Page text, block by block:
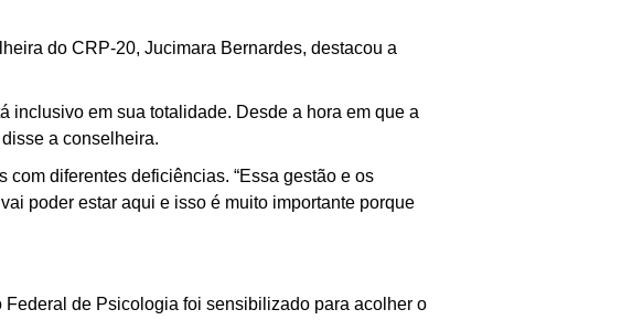
do CRP-20, Jucimara Bernardes, destacou a
inclusivo em sua totalidade. Desde a hora em que a
a conselheira.
diferentes deficiências. “Essa gestão e os
poder estar aqui e isso é muito importante porque
de Psicologia foi sensibilizado para acolher o